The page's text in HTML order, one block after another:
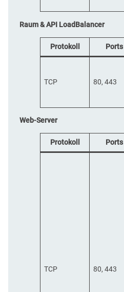
Raum & API LoadBalancer
Protokoll Ports
TCP 80, 443
Web-Server
Protokoll Ports
TCP 80, 443